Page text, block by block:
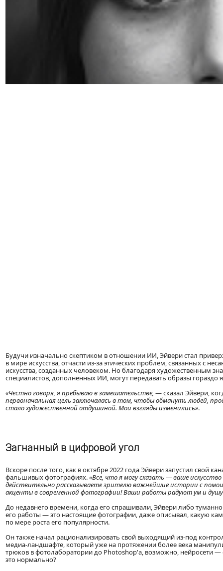
Будучи изначально скептиком в отношении ИИ, Эйвери стал
в мире искусства, отчасти из-за этических проблем, связанных с
искусства, созданных человеком. Но благодаря художественным
специалистов, дополненных ИИ, могут передавать образы гораздо
«Честно говоря, я пребываю в замешательстве, — сказал Эйвери,
первоначальная цель заключалась в том, чтобы обмануть людей,
стало художественной отдушиной. Мои взгляды изменились».
Загнанный в цифровой угол
Вскоре после того, как в октябре 2022 года Эйвери запустил свой
фальшивых фотографиях.«Все, что я могу сказать — ваше
действительно рассказываете зрителю важнейшие истории с
акценты в современной фотографии! Ваши работы радуют ум и
До недавнего времени, когда его спрашивали, Эйвери либо
его работы — это настоящие фотографии, даже описывал, какую
по мере роста его популярности.
Он также начал рационализировать свой выходящий из-под
медиа-ландшафте, который уже на протяжении более века
трюков в фотолаборатории до Photoshop'а, возможно, нейросети
это нормально?